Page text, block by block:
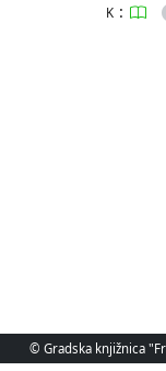
K :
© Gradska knjižnica